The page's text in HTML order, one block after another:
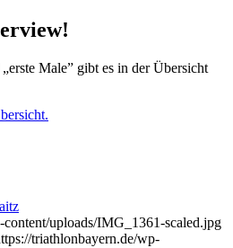
Male” gibt es in der Übersicht
uploads/IMG_1361-scaled.jpg
triathlonbayern.de/wp-